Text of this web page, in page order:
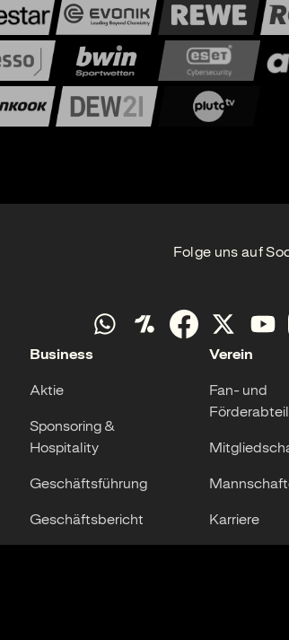
Folge uns auf
Business
Aktie
Sponsoring &
Hospitality
Geschäftsführung
Geschäftsbericht
Verein
Fan- und
Karriere